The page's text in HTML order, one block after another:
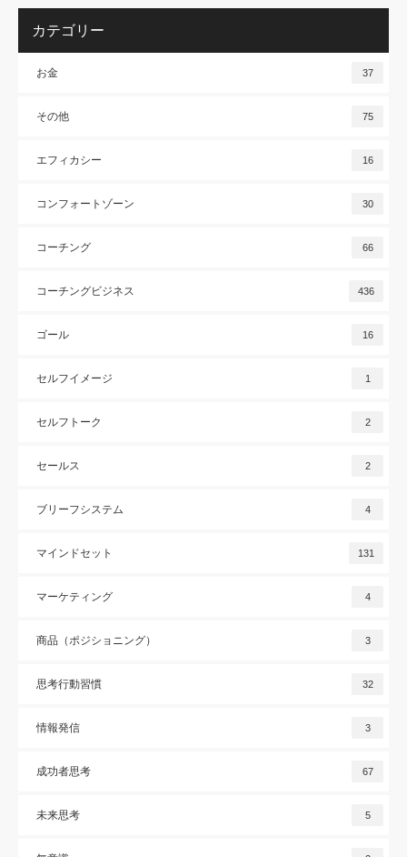
カテゴリー
お金 37
その他 75
エフィカシー 16
コンフォートゾーン 30
コーチング 66
コーチングビジネス 436
ゴール 16
セルフイメージ 1
セルフトーク 2
セールス 2
ブリーフシステム 4
マインドセット 131
マーケティング 4
商品（ポジショニング） 3
思考行動習慣 32
情報発信 3
成功者思考 67
未来思考 5